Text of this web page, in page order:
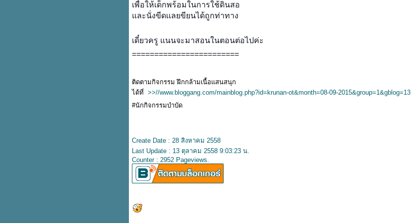
เพื่อให้เด็กพร้อมในการใช้ดินสอ
ละนั่งขีดเเลยขียนได้ถูกท่าทาง
เดี๋ยวครู แนนจะมาสอนในตอนต่อไปค่ะ
========================
ติดตามกิจกรรม ฝึกกล้ามเนื้อแสนสนุก
ได้ที่ >>//www.bloggang.com/mainblog.php?id=krunan-ot&month=08-09-2015&group=1&gblog=13
#นักกิจกรรมบำบัด
Create Date : 28 สิงหาคม 2558
Last Update : 13 ตุลาคม 2558 9:03:23 น.
Counter : 2952 Pageviews.